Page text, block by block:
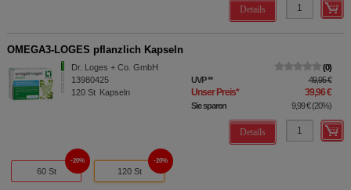
Details
OMEGA3-LOGES pflanzlich Kapseln
Dr. Loges + Co. GmbH
13980425
120 St Kapseln
0
UVP** 49,95 €
Unser Preis* 39,96 €
Sie sparen 9,99 €(20%)
Details
60 St
20%
120 St
20%